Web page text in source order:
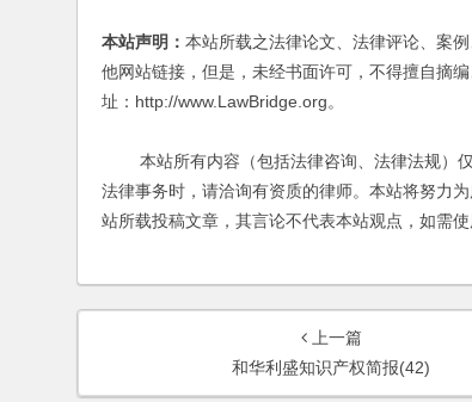
本站声明： 本站所载之法律论文、法律评论、案
他网站链接，但是，未经书面许可，不得擅自摘
址：http://www.LawBridge.org。
本站所有内容（包括法律咨询、法律法规）仅
法律事务时，请洽询有资质的律师。本站将努力
站所载投稿文章，其言论不代表本站观点，如需
上一篇
和华利盛知识产权简报(42)